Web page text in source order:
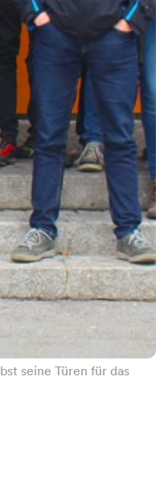
seine Türen für das